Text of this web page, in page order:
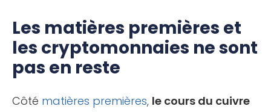
Les matières premières et
les cryptomonnaies ne sont
pas en reste
Côté matières premières, le cours du cuivre